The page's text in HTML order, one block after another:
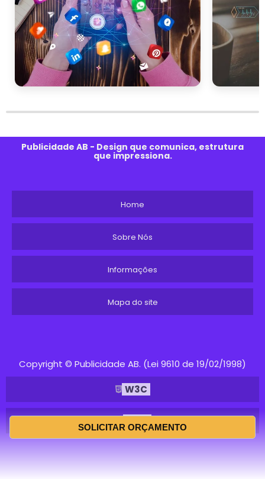
SOLICITAR ORÇAMENTO
Publicidade AB - Design que comunica, estrutura
que impressiona.
Home
Sobre Nós
Informações
Mapa do site
Copyright © Publicidade AB. (Lei 9610 de 19/02/1998)
W3C
W3C